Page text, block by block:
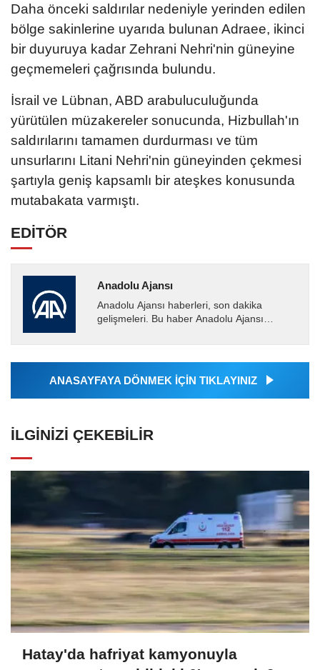
Daha önceki saldırılar nedeniyle yerinden edilen
bölge sakinlerine uyarıda bulunan Adraee, ikinci
bir duyuruya kadar Zehrani Nehri'nin güneyine
geçmemeleri çağrısında bulundu.
İsrail ve Lübnan, ABD arabuluculuğunda
yürütülen müzakereler sonucunda, Hizbullah'ın
saldırılarını tamamen durdurması ve tüm
unsurlarını Litani Nehri'nin güneyinden çekmesi
şartıyla geniş kapsamlı bir ateşkes konusunda
mutabakata varmıştı.
EDİTÖR
Anadolu Ajansı
Anadolu Ajansı haberleri, son dakika
gelişmeleri. Bu haber Anadolu Ajansı
tarafından geçilen tüm...
ANASAYFAYA DÖNMEK İÇİN TIKLAYINIZ
İLGINIZI ÇEKEBILIR
Hatay'da hafriyat kamyonuyla